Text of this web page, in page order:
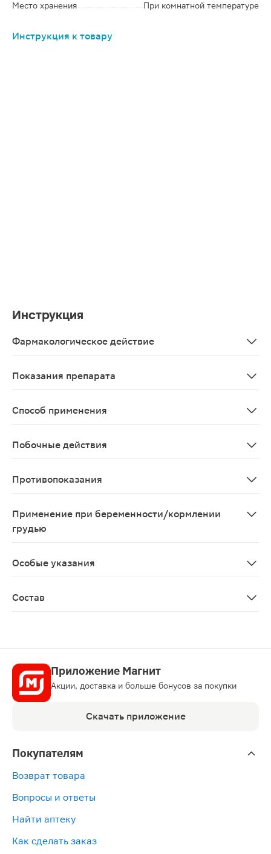
Место хранения
При комнатной температуре
Инструкция к товару
Инструкция
Фармакологическое действие
Показания препарата
Способ применения
Побочные действия
Противопоказания
Применение при беременности/кормлении
грудью
Особые указания
Состав
Приложение Магнит
Акции, доставка и больше бонусов за покупки
Скачать приложение
Покупателям
Возврат товара
Вопросы и ответы
Найти аптеку
Как сделать заказ